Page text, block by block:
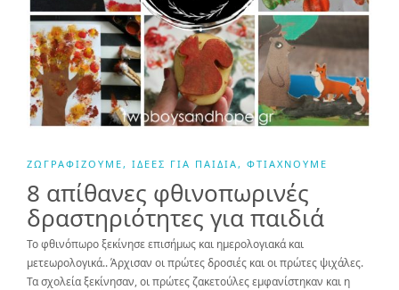
ΖΩΓΡΑΦΊΖΟΥΜΕ, ΙΔΈΕΣ ΓΙΑ ΠΑΙΔΙΆ, ΦΤΙΆΧΝΟΥΜΕ
8 απίθανες φθινοπωρινές
δραστηριότητες για παιδιά
Το φθινόπωρο ξεκίνησε επισήμως και ημερολογιακά και
μετεωρολογικά.. Άρχισαν οι πρώτες δροσιές και οι πρώτες ψιχάλες.
Τα σχολεία ξεκίνησαν, οι πρώτες ζακετούλες εμφανίστηκαν και η